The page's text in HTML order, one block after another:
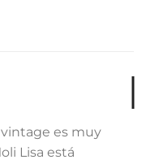
es muy
Lisa está